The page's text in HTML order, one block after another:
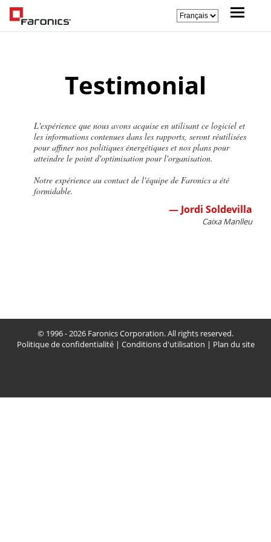
Testimonial
L'expérience que nous avons acquise en utilisant ce logiciel et
les informations contenues dans les rapports, seront réutilisées
pour affiner nos politiques énergétiques et nos plans pour
atteindre le point d'optimisation pour l'organisation.
Notre expérience au contact de l'équipe de Faronics a été
formidable.
— Jordi Soldevilla
Caixa Manlleu
© 1996 - 2026 Faronics Corporation. All rights reserved.
Politique de confidentialité| Conditions d'utilisation | Plan du site